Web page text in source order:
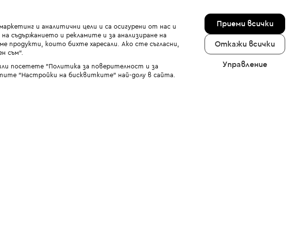
и аналитични цели и са осигурени от нас и
съдържанието и рекламите и за анализиране на
продукти, които бихте харесали. Ако сте съгласни,
съм“.
посетете "Политика за поверителност и за
"Настройки на бисквитките" най-долу в сайта.
Приеми всички
Откажи всички
Управление